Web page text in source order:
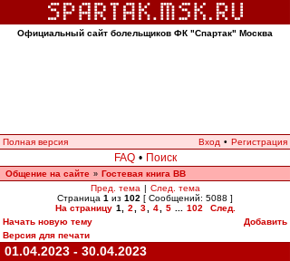
Официальный сайт болельщиков ФК "Спартак" Москва
Полная версия Вход • Регистрация
FAQ • Поиск
Общение на сайте » Гостевая книга ВВ
Пред. тема | След. тема
Страница 1 из 102 [ Сообщений: 5088 ]
На страницу 1 2 3 4 5 102
След.
Начать новую тему
Добавить
Версия для печати
01.04.2023 - 30.04.2023